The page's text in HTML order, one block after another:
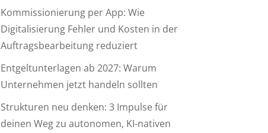
Kommissionierung per App: Wie
Digitalisierung Fehler und Kosten in der
Auftragsbearbeitung reduziert
Entgeltunterlagen ab 2027: Warum
Unternehmen jetzt handeln sollten
Strukturen neu denken: 3 Impulse für
deinen Weg zu autonomen, KI-nativen